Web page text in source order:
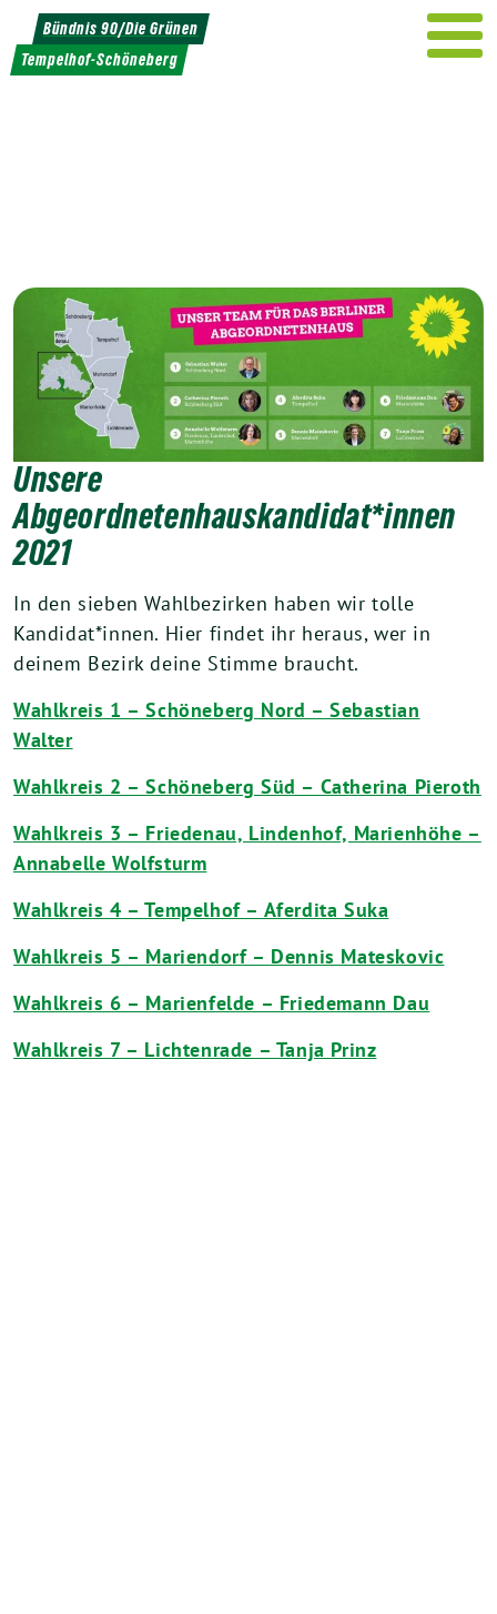
Weiter
zum
Inhalt
Bündnis 90/Die Grünen
Tempelhof-Schöneberg
Unsere
Abgeordnetenhauskandidat*innen
2021
In den sieben Wahlbezirken haben wir tolle
Kandidat*innen. Hier findet ihr heraus, wer in
deinem Bezirk deine Stimme braucht.
Wahlkreis 1 – Schöneberg Nord – Sebastian
Walter
Wahlkreis 2 – Schöneberg Süd – Catherina Pieroth
Wahlkreis 3 – Friedenau, Lindenhof, Marienhöhe –
Annabelle Wolfsturm
Wahlkreis 4 – Tempelhof – Aferdita Suka
Wahlkreis 5 – Mariendorf – Dennis Mateskovic
Wahlkreis 6 – Marienfelde – Friedemann Dau
Wahlkreis 7 – Lichtenrade – Tanja Prinz